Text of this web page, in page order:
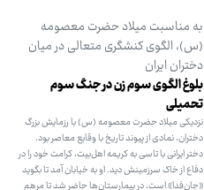
به مناسبت میلاد حضرت معصومه
(س)، الگوی کنشگری متعالی در میان
دختران ایران
بلوغ الگوی سوم زن در جنگ سوم
تحمیلی
نزدیکی میلاد حضرت معصومه (س) با رزمایش بزرگ
دختران، نمادی از پیوند تاریخ با وقایع معاصر بود.
دختر ایرانی با تاسی به کریمه اهل‌بیت، کرامت خود را در
دفاع از خاک سرزمینش دید. او به خیابان آمد تا بگوید
«جان‌فدا» است، در بیمارستان‌ها حاضر شد تا مرهم